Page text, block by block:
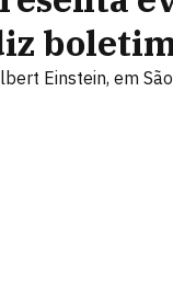
Einstein, em